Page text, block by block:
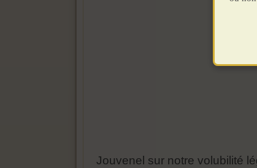
Jouvenel sur notre volubilité